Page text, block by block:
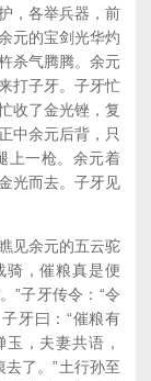
，各举兵器，前
元的宝剑光华灼
杀气腾腾。余元
打子牙。子牙忙
收了金光锉，复
中余元后背，只
上一枪。余元着
光而去。子牙见
见余元的五云驼
骑，催粮真是便
”子牙传令：“令
牙曰：“催粮有
，夫妻共语，
了。”土行孙至